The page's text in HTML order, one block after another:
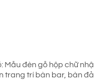
Mẫu đèn gỗ hộp chữ
trang trí bàn bar, bàn